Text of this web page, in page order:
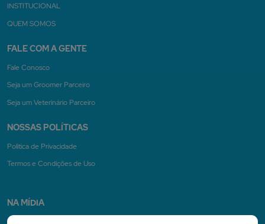
INSTITUCIONAL
QUEM SOMOS
FALE COM A GENTE
Fale Conosco
Seja um Groomer Parceiro
Seja um Veterinário Parceiro
NOSSAS POLÍTICAS
Politica de Privacidade
Termos e Condições de Uso
NA MÍDIA